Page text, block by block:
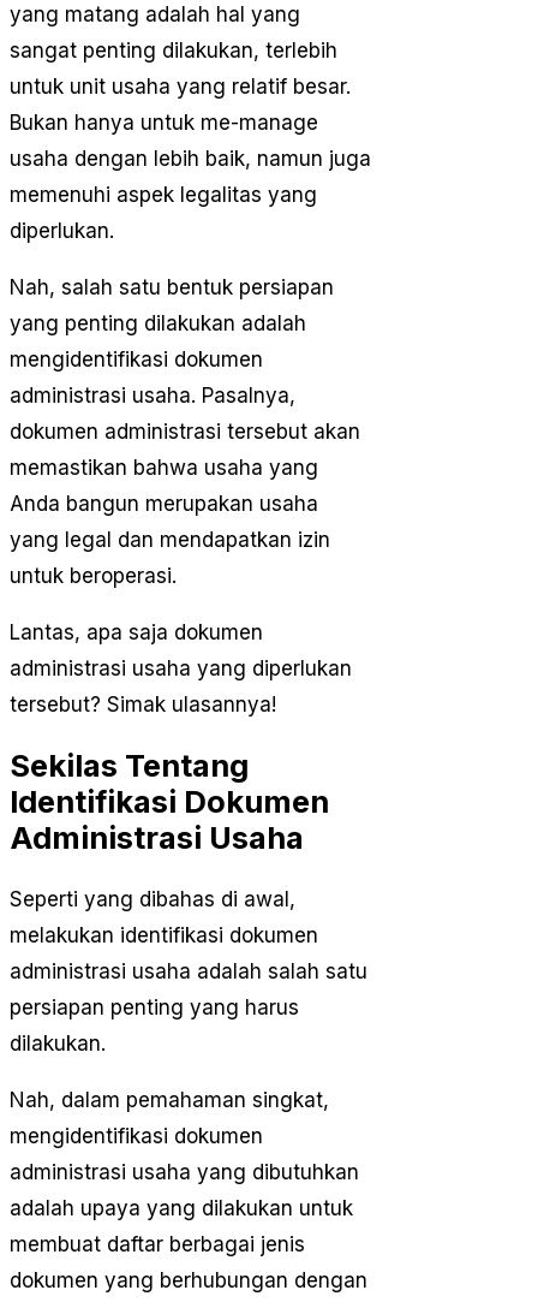
yang matang adalah hal yang
sangat penting dilakukan, terlebih
untuk unit usaha yang relatif besar.
Bukan hanya untuk me-manage
usaha dengan lebih baik, namun juga
memenuhi aspek legalitas yang
diperlukan.
Nah, salah satu bentuk persiapan
yang penting dilakukan adalah
mengidentifikasi dokumen
administrasi usaha. Pasalnya,
dokumen administrasi tersebut akan
memastikan bahwa usaha yang
Anda bangun merupakan usaha
yang legal dan mendapatkan izin
untuk beroperasi.
Lantas, apa saja dokumen
administrasi usaha yang diperlukan
tersebut? Simak ulasannya!
Sekilas Tentang
Identifikasi Dokumen
Administrasi Usaha
Seperti yang dibahas di awal,
melakukan identifikasi dokumen
administrasi usaha adalah salah satu
persiapan penting yang harus
dilakukan.
Nah, dalam pemahaman singkat,
mengidentifikasi dokumen
administrasi usaha yang dibutuhkan
adalah upaya yang dilakukan untuk
membuat daftar berbagai jenis
dokumen yang berhubungan dengan